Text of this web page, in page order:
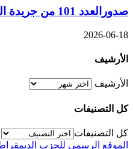
صدورالعدد 101 من جريدة التقدمي
2026-06-18
الأرشيف
الأرشيف
كل التصنيفات
كل التصنيفات
الموقع الرسمي للحزب